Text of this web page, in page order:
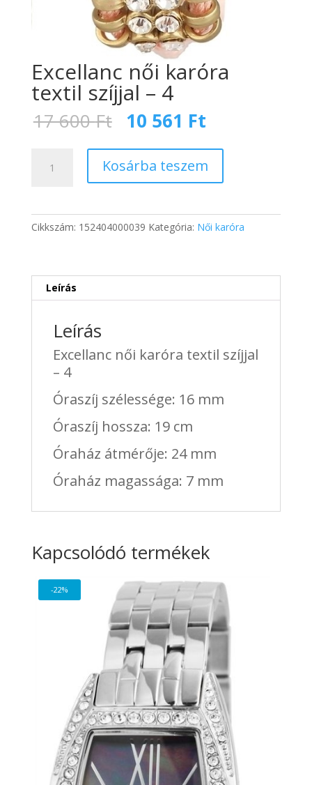
Excellanc női karóra
textil szíjjal – 4
17 600Ft Original
price
was:
17
600 Ft.
10 561 Ft
is:
10
561 Ft.
szíjjal
Kosárba teszem
Cikkszám: 152404000039 Kategória: Női karóra
Leírás
Leírás
Excellanc női karóra textil szíjjal
– 4
Óraszíj szélessége: 16 mm
Óraszíj hossza: 19 cm
Óraház átmérője: 24 mm
Óraház magassága: 7 mm
Kapcsolódó termékek
-22%